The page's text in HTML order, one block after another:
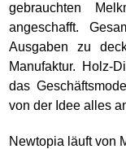
gebrauchten
angeschafft.
Ausgaben zu
Manufaktur. Holz-
das
von der Idee alles
Newtopia läuft von